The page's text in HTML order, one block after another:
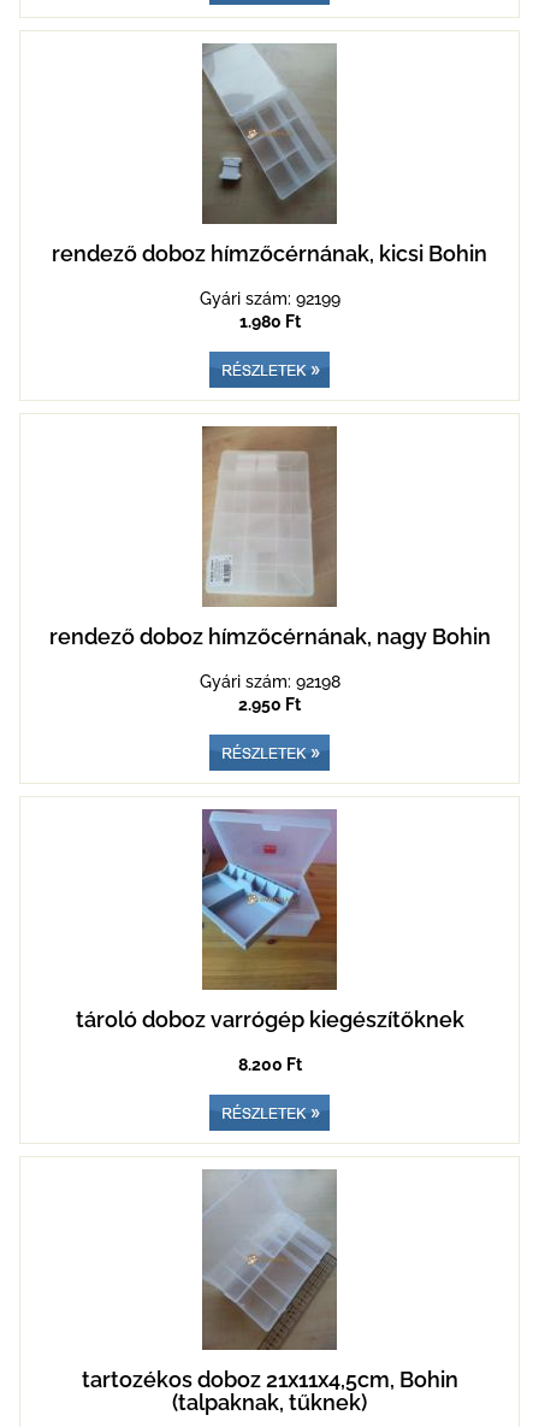
rendező doboz hímzőcérnának, kicsi Bohin
Gyári szám: 92199
1.980 Ft
rendező doboz hímzőcérnának, nagy Bohin
Gyári szám: 92198
2.950 Ft
tároló doboz varrógép kiegészítőknek
8.200 Ft
tartozékos doboz 21x11x4,5cm, Bohin
(talpaknak, tűknek)